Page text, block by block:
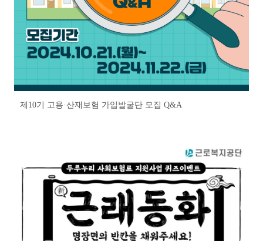
제10기 고용·산재보험 가입발굴단 모집 Q&A